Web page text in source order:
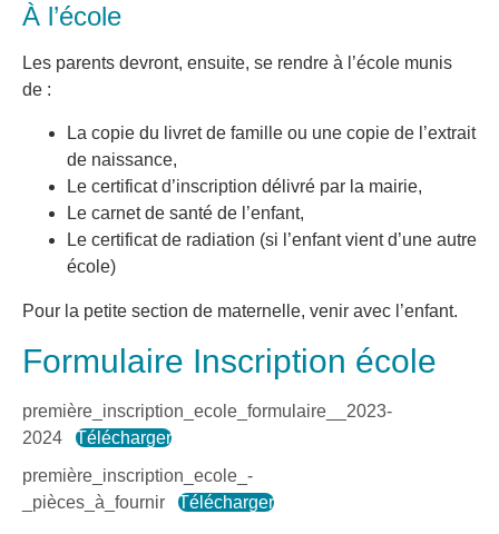
À l’école
Les parents devront, ensuite, se rendre à l’école munis
de :
La copie du livret de famille ou une copie de l’extrait
de naissance,
Le certificat d’inscription délivré par la mairie,
Le carnet de santé de l’enfant,
Le certificat de radiation (si l’enfant vient d’une autre
école)
Pour la petite section de maternelle, venir avec l’enfant.
Formulaire Inscription école
première_inscription_ecole_formulaire__2023-
2024
Télécharger
première_inscription_ecole_-
_pièces_à_fournir
Télécharger